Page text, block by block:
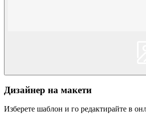
Дизайнер на макети
Изберете шаблон и го редактирайте в